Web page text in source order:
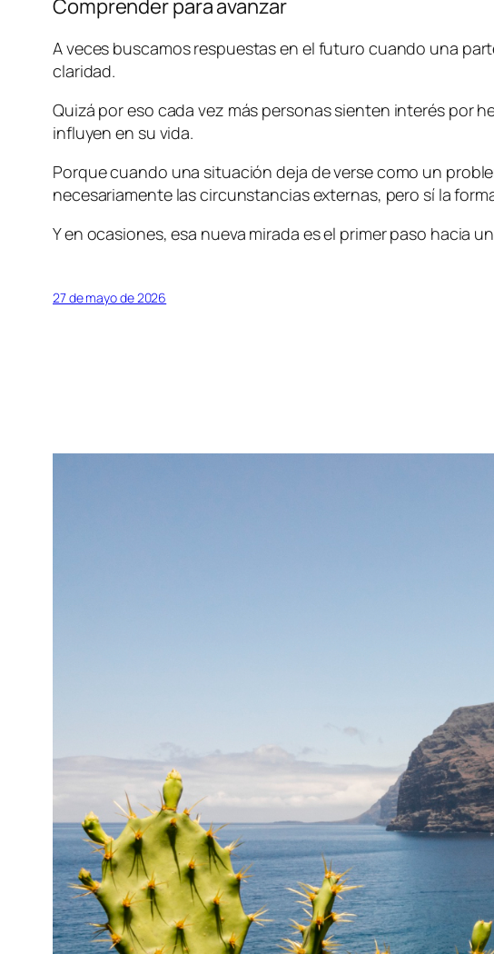
Comprender para avanzar
A veces buscamos respuestas en el futuro cuando una
claridad.
Quizá por eso cada vez más personas sienten interés por
influyen en su vida.
Porque cuando una situación deja de verse como un
necesariamente las circunstancias externas, pero sí la
Y en ocasiones, esa nueva mirada es el primer paso hacia
27 de mayo de 2026